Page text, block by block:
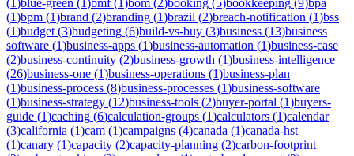
(1)bpm (1)brand (2)branding (1)brazil (2)breach-notification (1)bss
(1)budget (3)budgeting (6)build-vs-buy (3)business (13)business
software (1)business-apps (1)business-automation (1)business-case
(2)business-continuity (2)business-growth (1)business-intelligence
(26)business-one (1)business-operations (1)business-plan
(1)business-process (8)business-processes (1)business-software
(1)business-strategy (12)business-tools (2)buyer-portal (1)buyers-
guide (1)caching (6)calculation-groups (1)calculators (1)calendar
(3)california (1)cam (1)campaigns (4)canada (1)canada-hst
(1)canary (1)capacity (2)capacity-planning (2)carbon-footprint